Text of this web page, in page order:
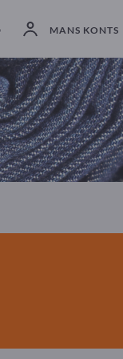
MANS KONTS
4 Ražotājs